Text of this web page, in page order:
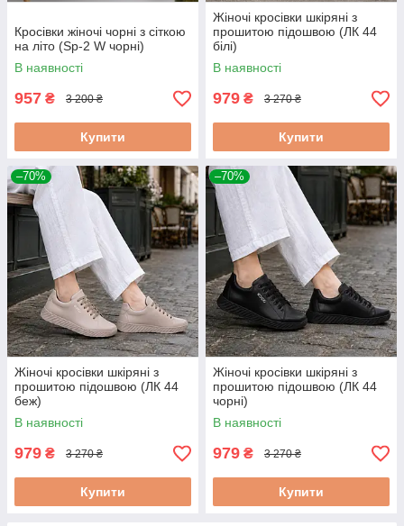
Кросівки жіночі чорні з сіткою
на літо (Sp-2 W чорні)
В наявності
957 ₴ 3 200 ₴
Купити
Жіночі кросівки шкіряні з
прошитою підошвою (ЛК 44
білі)
В наявності
979 ₴ 3 270 ₴
Купити
–70%
Жіночі кросівки шкіряні з
прошитою підошвою (ЛК 44
беж)
В наявності
979 ₴ 3 270 ₴
Купити
–70%
Жіночі кросівки шкіряні з
прошитою підошвою (ЛК 44
чорні)
В наявності
979 ₴ 3 270 ₴
Купити